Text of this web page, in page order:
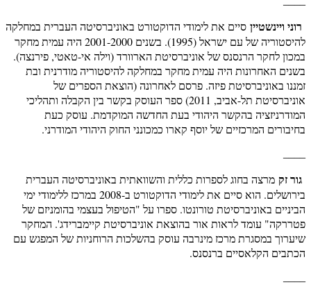
רוני ויינשטיין סיים את לימודי הדוקטורט באוניברסיטה העברית במחלקה
להיסטוריה של עם ישראל (1995). בשנים 2001-2000 היה עמית מחקר
במכון לחקר הרנסנס של אוניברסיטת הארוורד (וילה אי-טאטי, פירנצה).
בשנים האחרונות היה עמית מחקר במחלקה להיסטוריה מודרנית ובת
זמננו באוניברסיטת פיזה. פרסם לאחרונה (הוצאת הספרים של
אוניברסיטת תל-אביב, 2011) ספר העוסק בקשר בין הקבלה ותהליכי
המודרניזציה בהקשר היהודי בעת החדשה המוקדמת. עוסק כעת
בחיבורים המרכזיים של יוסף קארו כמכונני החוק היהודי המודרני.
גור זק מרצה בחוג לספרות כללית והשוואתית באוניברסיטה העברית
בירושלים. הוא סיים את לימודי הדוקטורט ב-2008 במרכז ללימודי ימי
הביניים באוניברסיטת טורונטו. ספרו על "הטיפול בעצמי בהומניזם של
פטררקה" עומד לראות אור בהוצאת אוניברסיטת קיימברידג'. המחקר
שיערוך במסגרת מרכז מינרבה עוסק בהשלכות הרוחניות של המפגש עם
הכתבים הקלאסיים ברנסנס.